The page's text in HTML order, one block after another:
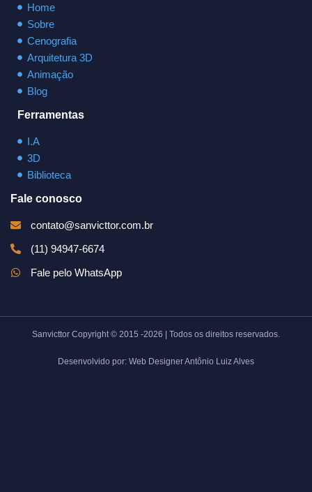
Home
Sobre
Cenografia
Arquitetura 3D
Animação
Blog
Ferramentas
I.A
3D
Biblioteca
Fale conosco
contato@sanvicttor.com.br
(11) 94947-6674
Fale pelo WhatsApp
Sanvicttor Copyright © 2015 -2026 | Todos os direitos reservados.
Desenvolvido por: Web Designer Antônio Luiz Alves